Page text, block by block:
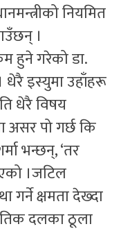
नियमित
।
हुने गरेको डा.
धेरै इस्युमा उहाँहरू
धेरै विषय
असर पो गर्छ कि
भन्छन्, ‘तर
।जटिल
गर्ने क्षमता देख्दा
दलका ठूला